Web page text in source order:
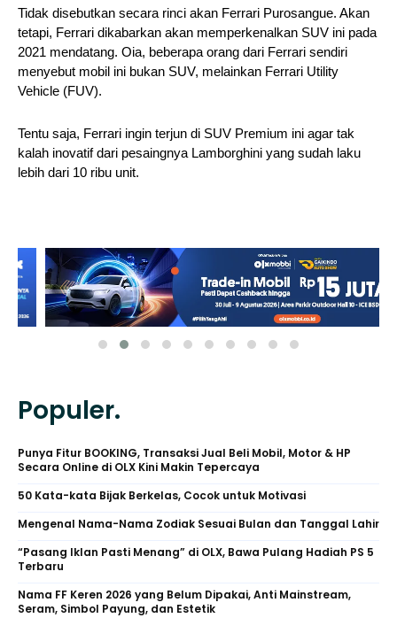
Tidak disebutkan secara rinci akan Ferrari Purosangue. Akan
tetapi, Ferrari dikabarkan akan memperkenalkan SUV ini pada
2021 mendatang. Oia, beberapa orang dari Ferrari sendiri
menyebut mobil ini bukan SUV, melainkan Ferrari Utility
Vehicle (FUV).
Tentu saja, Ferrari ingin terjun di SUV Premium ini agar tak
kalah inovatif dari pesaingnya Lamborghini yang sudah laku
lebih dari 10 ribu unit.
Populer.
Punya Fitur BOOKING, Transaksi Jual Beli Mobil, Motor & HP
Secara Online di OLX Kini Makin Tepercaya
50 Kata-kata Bijak Berkelas, Cocok untuk Motivasi
Mengenal Nama-Nama Zodiak Sesuai Bulan dan Tanggal Lahir
“Pasang Iklan Pasti Menang” di OLX, Bawa Pulang Hadiah PS 5
Terbaru
Nama FF Keren 2026 yang Belum Dipakai, Anti Mainstream,
Seram, Simbol Payung, dan Estetik